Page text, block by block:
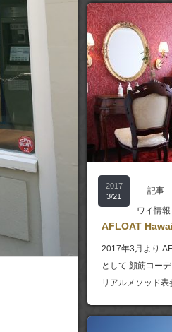
2017
3/21
― 記事
ワイ情報
AFLOAT
2017年3月より
として 顔筋コー
リアルメソッド